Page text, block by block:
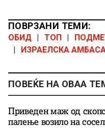
ПОВРЗАНИ ТЕМИ:
ОБИД | ТОП |
|
ИЗРАЕЛСКА
ПОВЕЌЕ НА ОВАА
Приведен маж од
палење возило на